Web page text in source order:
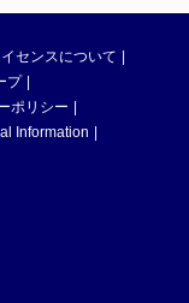
センスについて
プ
ポリシー
Information